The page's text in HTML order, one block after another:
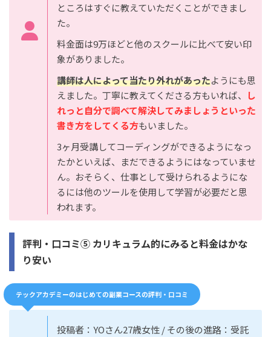
ところはすぐに教えていただくことができまし
た。
料金面は9万ほどと他のスクールに比べて安い印
象がありました。
講師は人によって当たり外れがあったようにも思
えました。丁寧に教えてくださる方もいれば、
し
れっと自分で調べて解決してみましょうといった
書き方をしてくる方もいました。
3ヶ月受講してコーディングができるようになっ
たかといえば、まだできるようにはなっていませ
ん。おそらく、仕事として受けられるようにな
るには他のツールを使用して学習が必要だと思
われます。
評判・口コミ⑤ カリキュラム的にみると料金はかな
り安い
テックアカデミーのはじめての副業コースの評判・口コミ
投稿者：YOさん27歳女性 / その後の進路：受託